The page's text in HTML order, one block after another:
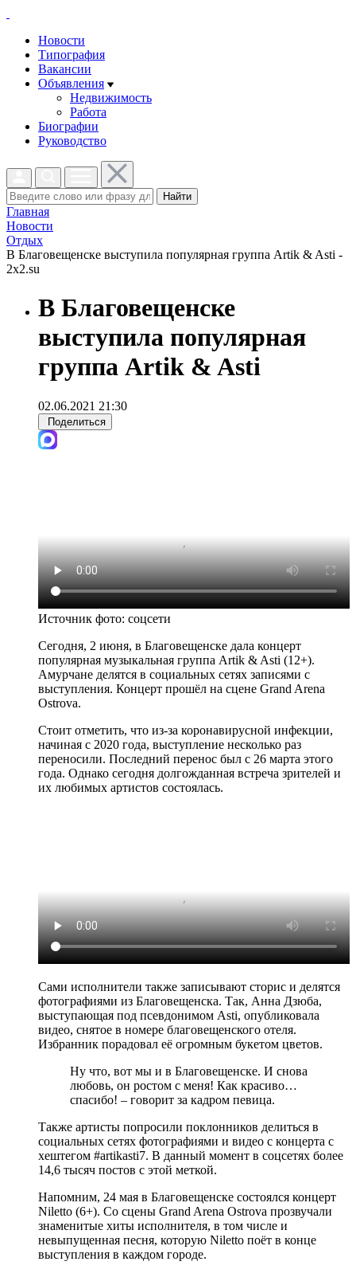
Новости
Типография
Вакансии
Объявления
Недвижимость
Работа
Биографии
Руководство
Найти
Главная
Новости
Отдых
В Благовещенске выступила популярная группа Artik & Asti -
2x2.su
В Благовещенске
выступила популярная
группа Artik & Asti
02.06.2021 21:30
Поделиться
Источник фото: соцсети
Сегодня, 2 июня, в Благовещенске дала концерт
популярная музыкальная группа Artik & Asti (12+).
Амурчане делятся в социальных сетях записями с
выступления. Концерт прошёл на сцене Grand Arena
Ostrova.
Стоит отметить, что из-за коронавирусной инфекции,
начиная с 2020 года, выступление несколько раз
переносили. Последний перенос был с 26 марта этого
года. Однако сегодня долгожданная встреча зрителей и
их любимых артистов состоялась.
Сами исполнители также записывают сторис и делятся
фотографиями из Благовещенска. Так, Анна Дзюба,
выступающая под псевдонимом Asti, опубликовала
видео, снятое в номере благовещенского отеля.
Избранник порадовал её огромным букетом цветов.
Ну что, вот мы и в Благовещенске. И снова
любовь, он ростом с меня! Как красиво…
спасибо! – говорит за кадром певица.
Также артисты попросили поклонников делиться в
социальных сетях фотографиями и видео с концерта с
хештегом #artikasti7. В данный момент в соцсетях более
14,6 тысяч постов с этой меткой.
Напомним, 24 мая в Благовещенске состоялся концерт
Niletto (6+). Со сцены Grand Arena Ostrova прозвучали
знаменитые хиты исполнителя, в том числе и
невыпущенная песня, которую Niletto поёт в конце
выступления в каждом городе.